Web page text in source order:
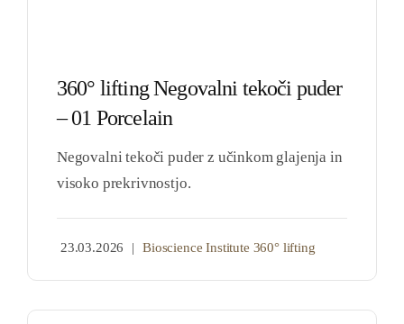
360° lifting Negovalni tekoči puder
– 01 Porcelain
Negovalni tekoči puder z učinkom glajenja in
visoko prekrivnostjo.
23.03.2026 | Bioscience Institute 360° lifting